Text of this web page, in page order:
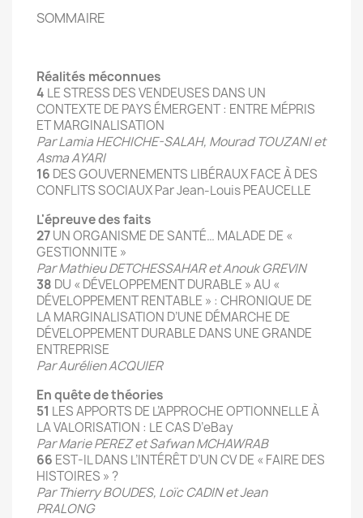
SOMMAIRE
Réalités méconnues
4 LE STRESS DES VENDEUSES DANS UN
CONTEXTE DE PAYS ÉMERGENT : ENTRE MÉPRIS
ET MARGINALISATION
Par Lamia HECHICHE-SALAH, Mourad TOUZANI et
Asma AYARI
16 DES GOUVERNEMENTS LIBÉRAUX FACE À DES
CONFLITS SOCIAUX Par Jean-Louis PEAUCELLE
L'épreuve des faits
27UN ORGANISME DE SANTÉ… MALADE DE «
GESTIONNITE »
Par Mathieu DETCHESSAHAR et Anouk GREVIN
38 DU « DÉVELOPPEMENT DURABLE » AU «
DÉVELOPPEMENT RENTABLE » : CHRONIQUE DE
LA MARGINALISATION D’UNE DÉMARCHE DE
DÉVELOPPEMENT DURABLE DANS UNE GRANDE
ENTREPRISE
Par Aurélien ACQUIER
En quête de théories
51 LES APPORTS DE L’APPROCHE OPTIONNELLE À
LA VALORISATION : LE CAS D’eBay
Par Marie PEREZ et Safwan MCHAWRAB
66 EST-IL DANS L’INTÉRÊT D’UN CV DE « FAIRE DES
HISTOIRES » ?
Par Thierry BOUDES, Loïc CADIN et Jean
PRALONG